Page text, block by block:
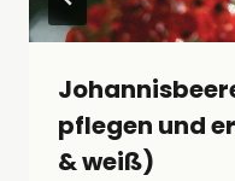
pflegen und
& weiß)